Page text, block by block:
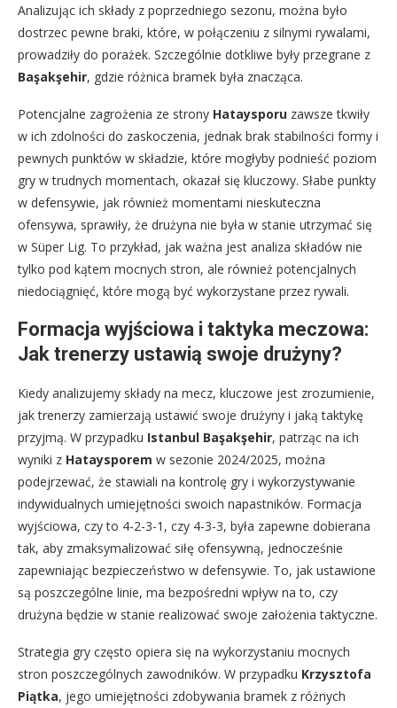
Analizując ich składy z poprzedniego sezonu, można było
dostrzec pewne braki, które, w połączeniu z silnymi rywalami,
prowadziły do porażek. Szczególnie dotkliwe były przegrane z
Başakşehir, gdzie różnica bramek była znacząca.
Potencjalne zagrożenia ze strony Hataysporu zawsze tkwiły
w ich zdolności do zaskoczenia, jednak brak stabilności formy i
pewnych punktów w składzie, które mogłyby podnieść poziom
gry w trudnych momentach, okazał się kluczowy. Słabe punkty
w defensywie, jak również momentami nieskuteczna
ofensywa, sprawiły, że drużyna nie była w stanie utrzymać się
w Süper Lig. To przykład, jak ważna jest analiza składów nie
tylko pod kątem mocnych stron, ale również potencjalnych
niedociągnięć, które mogą być wykorzystane przez rywali.
Formacja wyjściowa i taktyka meczowa:
Jak trenerzy ustawią swoje drużyny?
Kiedy analizujemy składy na mecz, kluczowe jest zrozumienie,
jak trenerzy zamierzają ustawić swoje drużyny i jaką taktykę
przyjmą. W przypadku Istanbul Başakşehir, patrząc na ich
wyniki z Hataysporem w sezonie 2024/2025, można
podejrzewać, że stawiali na kontrolę gry i wykorzystywanie
indywidualnych umiejętności swoich napastników. Formacja
wyjściowa, czy to 4-2-3-1, czy 4-3-3, była zapewne dobierana
tak, aby zmaksymalizować siłę ofensywną, jednocześnie
zapewniając bezpieczeństwo w defensywie. To, jak ustawione
są poszczególne linie, ma bezpośredni wpływ na to, czy
drużyna będzie w stanie realizować swoje założenia taktyczne.
Strategia gry często opiera się na wykorzystaniu mocnych
stron poszczególnych zawodników. W przypadku Krzysztofa
Piątka, jego umiejętności zdobywania bramek z różnych